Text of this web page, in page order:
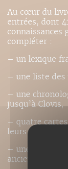
Au cœur du
entrées, dont
connaissances
compléter :
– un lexique
– une liste des
– une
jusqu’à Clovis,
– quatre
leurs villes,
– une notice
anciens cités,